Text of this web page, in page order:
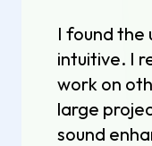
I found the
intuitive. I
work on
large
sound